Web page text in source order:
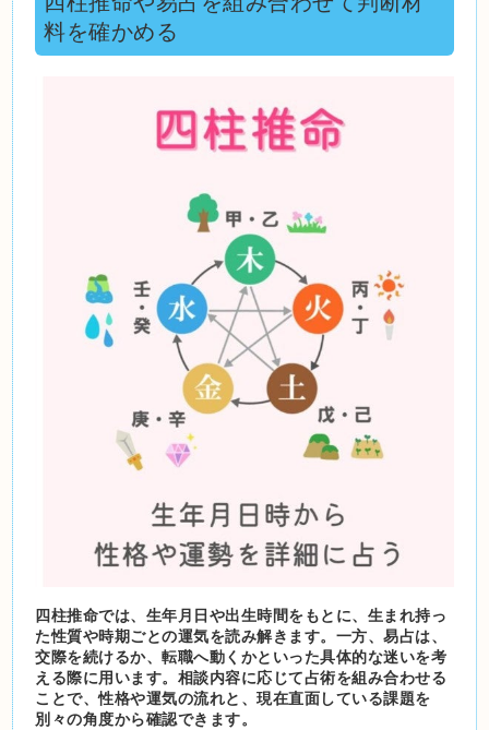
料を確かめる
四柱推命では、生年月日や出生時間をもとに、生まれ持っ
た性質や時期ごとの運気を読み解きます。一方、易占は、
交際を続けるか、転職へ動くかといった具体的な迷いを考
える際に用います。相談内容に応じて占術を組み合わせる
ことで、性格や運気の流れと、現在直面している課題を
別々の角度から確認できます。